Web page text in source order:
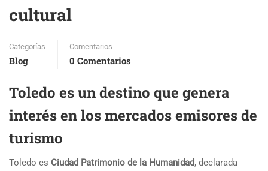
cultural
Categorías
Blog
Comentarios
0 Comentarios
Toledo es un destino que genera
interés en los mercados emisores de
turismo
Toledo es Ciudad Patrimonio de la Humanidad, declarada